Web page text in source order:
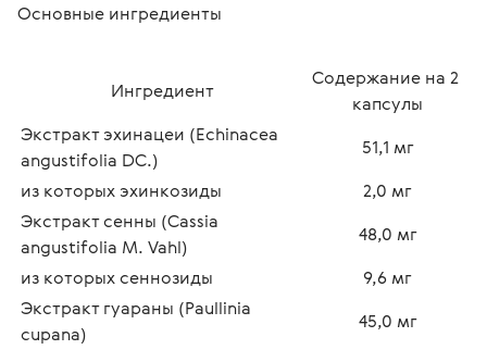
Основные ингредиенты
Ингредиент
Содержание на 2
капсулы
Экстракт эхинацеи (Echinacea
angustifolia DC.)
51,1 мг
из которых эхинкозиды
2,0 мг
Экстракт сенны (Cassia
angustifolia M. Vahl)
48,0 мг
из которых сеннозиды
9,6 мг
Экстракт гуараны (Paullinia
cupana)
45,0 мг